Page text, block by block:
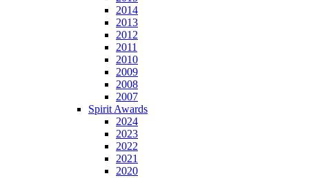
2014
2013
2012
2011
2010
2009
2008
2007
Spirit Awards
2024
2023
2022
2021
2020